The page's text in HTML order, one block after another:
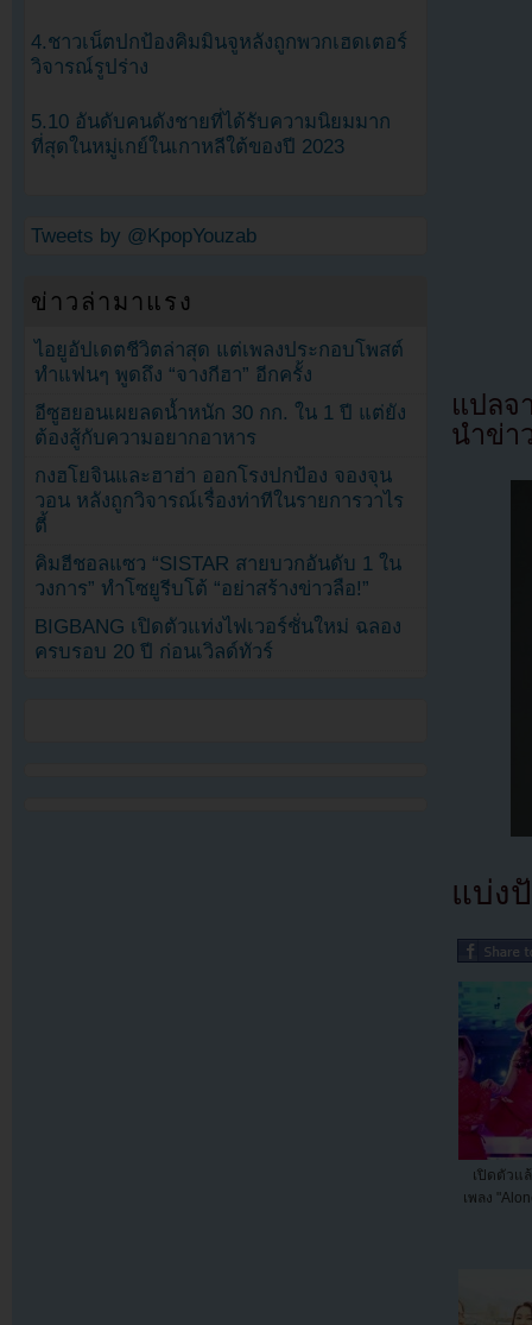
แปลจ
นำข่า
แบ่ง
เปิดตัวแ
เพลง
4.ชาวเน็ตปกป้องคิมมินจูหลังถูกพวกเฮดเตอร์
วิจารณ์รูปร่าง
5.10 อันดับคนดังชายที่ได้รับความนิยมมาก
ที่สุดในหมู่เกย์ในเกาหลีใต้ของปี 2023
Tweets by @KpopYouzab
ข่าวล่ามาแรง
ไอยูอัปเดตชีวิตล่าสุด แต่เพลงประกอบโพสต์
ทำแฟนๆ พูดถึง “จางกีฮา” อีกครั้ง
อีซูฮยอนเผยลดน้ำหนัก 30 กก. ใน 1 ปี แต่ยัง
ต้องสู้กับความอยากอาหาร
กงฮโยจินและฮาฮ่า ออกโรงปกป้อง จองจุน
วอน หลังถูกวิจารณ์เรื่องท่าทีในรายการวาไร
ตี้
คิมฮีชอลแซว “SISTAR สายบวกอันดับ 1 ใน
วงการ” ทำโซยูรีบโต้ “อย่าสร้างข่าวลือ!”
BIGBANG เปิดตัวแท่งไฟเวอร์ชั่นใหม่ ฉลอง
ครบรอบ 20 ปี ก่อนเวิลด์ทัวร์